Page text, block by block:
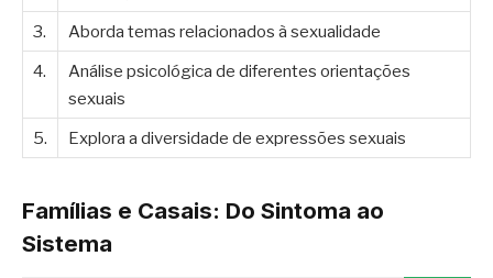
3.
Aborda temas relacionados à sexualidade
4.
Análise psicológica de diferentes orientações
sexuais
5.
Explora a diversidade de expressões sexuais
Famílias e Casais: Do Sintoma ao
Sistema